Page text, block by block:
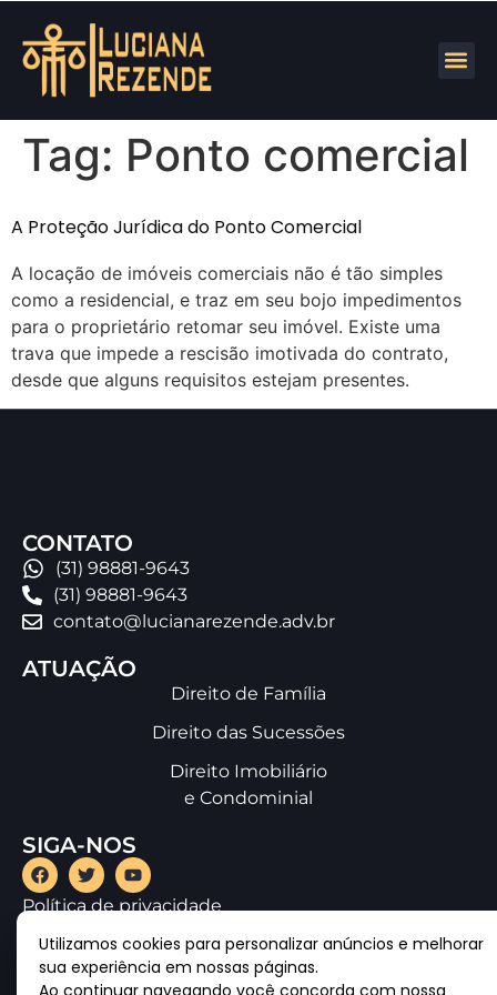
Tag: Ponto comercial
A Proteção Jurídica do Ponto Comercial
A locação de imóveis comerciais não é tão simples
como a residencial, e traz em seu bojo impedimentos
para o proprietário retomar seu imóvel. Existe uma
trava que impede a rescisão imotivada do contrato,
desde que alguns requisitos estejam presentes.
CONTATO
(31) 98881-9643
(31) 98881-9643
contato@lucianarezende.adv.br
ATUAÇÃO
Direito de Família
Direito das Sucessões
Direito Imobiliário
e Condominial
SIGA-NOS
Política de privacidade
Utilizamos cookies para personalizar anúncios e melhorar
sua experiência em nossas páginas.
Ao continuar navegando você concorda com nossa